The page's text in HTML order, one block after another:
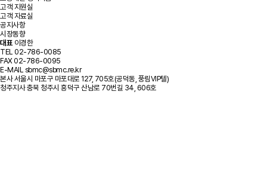
고객 지원실
고객 자료실
공지사항
시장동향
대표 이경한
TEL 02-786-0085
FAX02-786-0095
E-MAIL sbmc@sbmc.re.kr
본사 서울시 마포구 마포대로 127, 705호(공덕동, 풍림VIP텔)
청주지사 충북 청주시 흥덕구 산남로 70번길 34, 606호